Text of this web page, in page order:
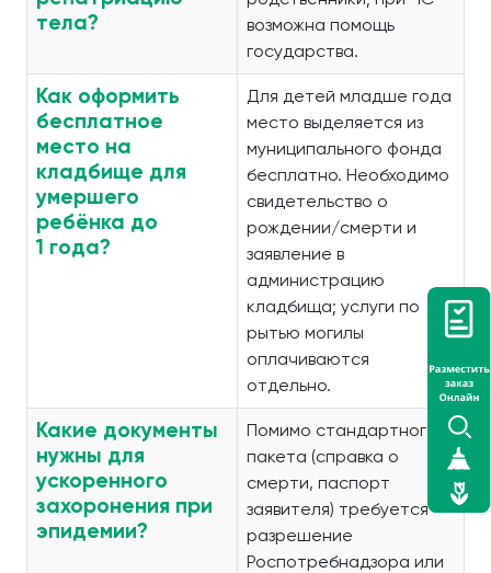
тела?
возможна помощь
государства.
Как оформить
бесплатное
место на
кладбище для
умершего
ребёнка до
1 года?
Для детей младше года
место выделяется из
муниципального фонда
бесплатно. Необходимо
свидетельство о
рождении/смерти и
заявление в
администрацию
кладбища; услуги по
рытью могилы
оплачиваются
отдельно.
Какие документы
нужны для
ускоренного
захоронения при
эпидемии?
Помимо стандартного
пакета (справка о
смерти, паспорт
заявителя) требуется
разрешение
Роспотребнадзора или